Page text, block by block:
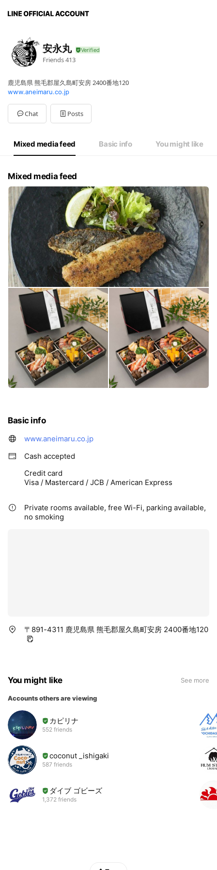
安永丸
Friends413
鹿児島県 熊毛郡屋久島町安房 2400番地120
www.aneimaru.co.jp
Chat Posts
Mixed media feed Basic info You might like
Mixed media feed
Basic info
www.aneimaru.co.jp
Cash accepted
Credit card
Visa / Mastercard / JCB / American Express
Private rooms available, free Wi-Fi, parking available,
no smoking
〒891-4311 鹿児島県 熊毛郡屋久島町安房 2400番地120
You might like See more
Accounts others are viewing
カピリナ
552 friends
coconut _ishigaki
587 friends
ダイブ ゴビーズ
1,372 friends